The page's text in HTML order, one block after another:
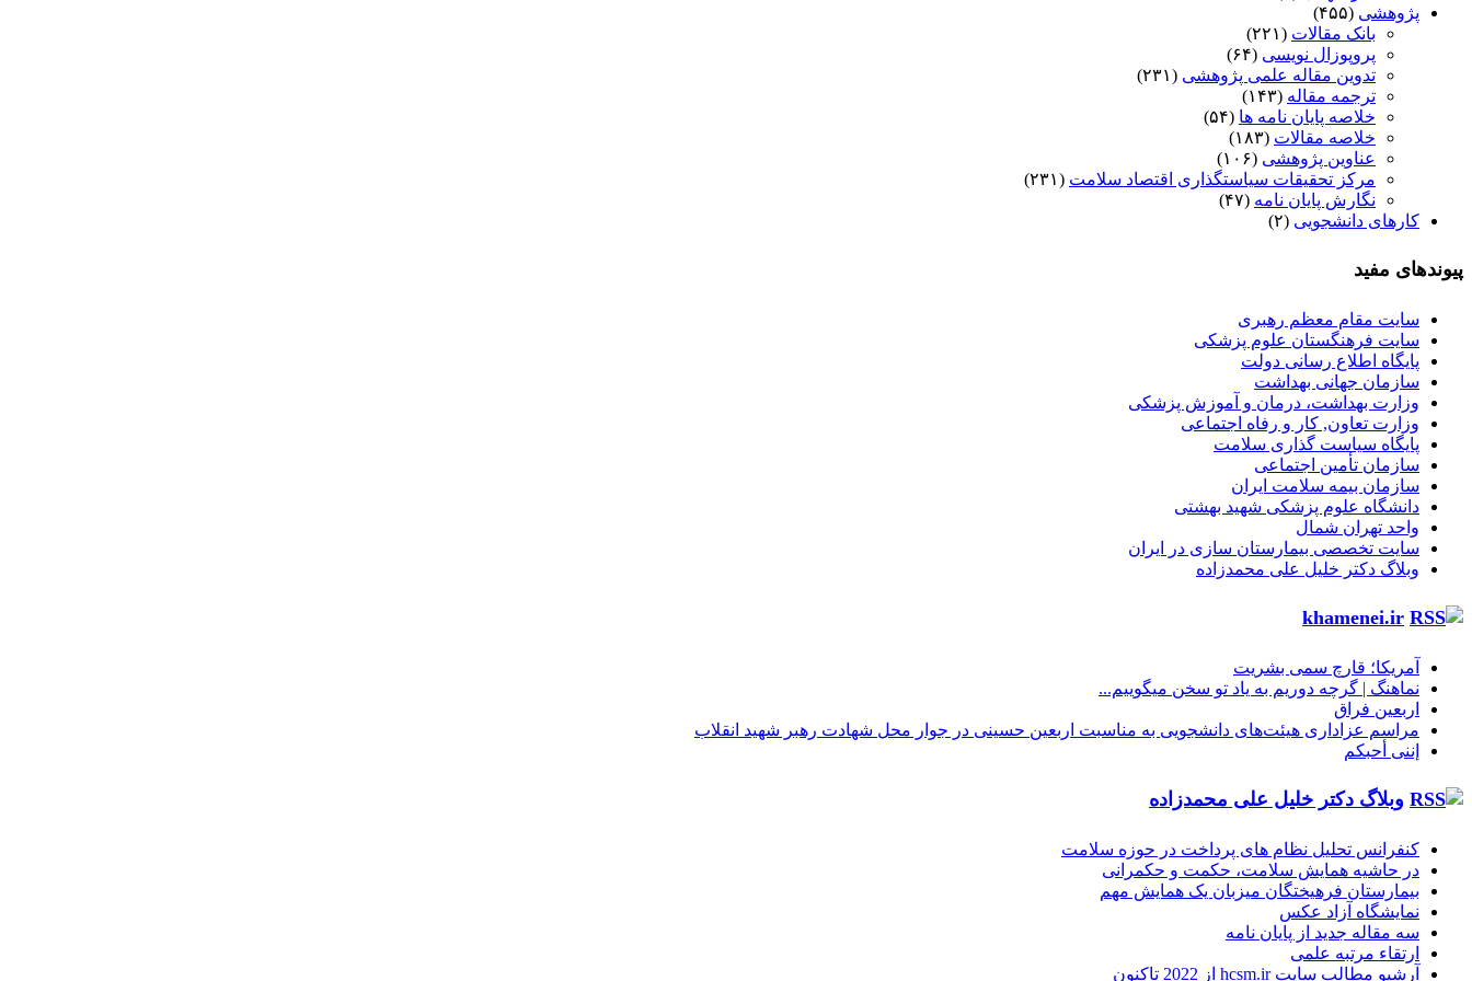
پژوهشی (۴۵۵)
بانک مقالات (۲۲۱)
پروپوزال نویسی (۶۴)
تدوین مقاله علمی پژوهشی (۲۳۱)
ترجمه مقاله (۱۴۳)
خلاصه پایان نامه ها (۵۴)
خلاصه مقالات (۱۸۳)
عناوین پژوهشی (۱۰۶)
مرکز تحقیقات سیاستگذاری اقتصاد سلامت (۲۳۱)
نگارش پایان نامه (۴۷)
کارهای دانشجویی (۲)
پیوندهای مفید
سایت مقام معظم رهبری
سایت فرهنگستان علوم پزشکی
پایگاه اطلاع رسانی دولت
سازمان جهانی بهداشت
وزارت بهداشت، درمان و آموزش پزشکی
وزارت تعاون, کار و رفاه اجتماعی
پایگاه سیاست گذاری سلامت
سازمان تأمین اجتماعی
سازمان بیمه سلامت ایران
دانشگاه علوم پزشکی شهید بهشتی
واحد تهران شمال
سایت تخصصی بیمارستان سازی در ایران
وبلاگ دکتر خلیل علی محمدزاده
khamenei.ir
آمریکا؛ قارچ سمی بشریت
نماهنگ |‌ گرچه دوریم به یاد تو سخن میگوییم...
اربعین فراق
مراسم عزاداری هیئت‌های دانشجویی به مناسبت اربعین حسینی در جوار محل شهادت رهبر شهید انقلاب
إننی أحبکم
وبلاگ دکتر خلیل علی محمدزاده
کنفرانس تحلیل نظام های پرداخت در حوزه سلامت
در حاشیه همایش سلامت، حکمت و حکمرانی
بیمارستان فرهیختگان میزبان یک همایش مهم
نمایشگاه آزاد عکس
سه مقاله جدید از پایان نامه
ارتقاء مرتبه علمی
آرشیو مطالب سایت hcsm.ir از 2022 تاکنون